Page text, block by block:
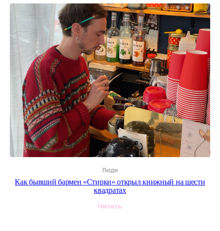
Люди
Как бывший бармен «Стирки» открыл книжный на шести
квадратах
Читать